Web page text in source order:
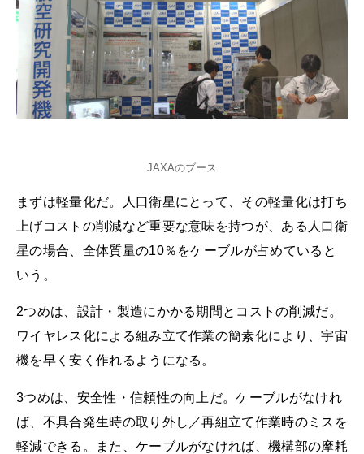
JAXAのブース
まずは軽量化だ。人口衛星にとって、その軽量化は打ち
上げコストの削減など重要な意味を持つが、ある人口衛
星の場合、全体質量の10％をケーブルが占めていると
いう。
2つめは、設計・製造にかかる期間とコストの削減だ。
ワイヤレス化による組み立て作業の簡素化により、宇宙
機を早く安く作れるようになる。
3つめは、安全性・信頼性の向上だ。ケーブルがなけれ
ば、不具合発生時の取り外し／再組立て作業時のミスを
軽減できる。また、ケーブルがなければ、機構部の摩耗